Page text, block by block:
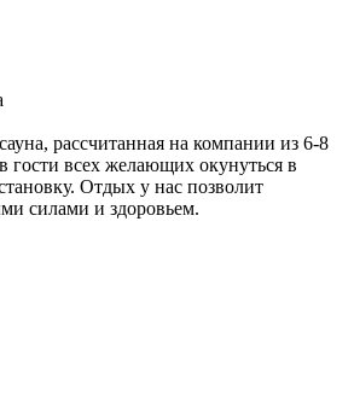
рассчитанная на компании из 6-8
гости всех желающих окунуться в
Отдых у нас позволит
силами и здоровьем.